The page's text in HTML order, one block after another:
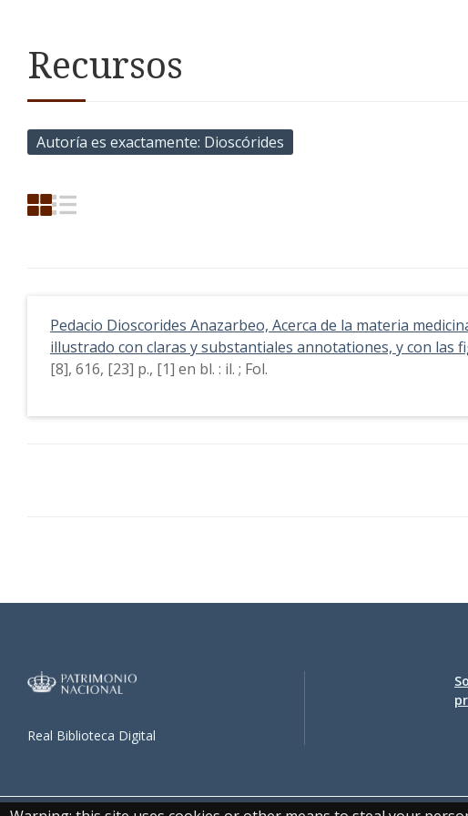
Recursos
Autoría es exactamente Dioscórides
Pedacio Dioscorides Anazarbeo, Acerca de la materia
illustrado con claras y substantiales annotationes, y con las
[8], 616, [23] p., [1] en bl. : il. ; Fol.
Real Biblioteca Digital